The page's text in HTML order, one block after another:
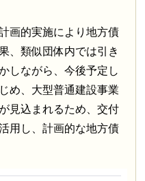
画的実施により地方債
、類似団体内では引き
しながら、今後予定し
め、大型普通建設事業
見込まれるため、交付
用し、計画的な地方債